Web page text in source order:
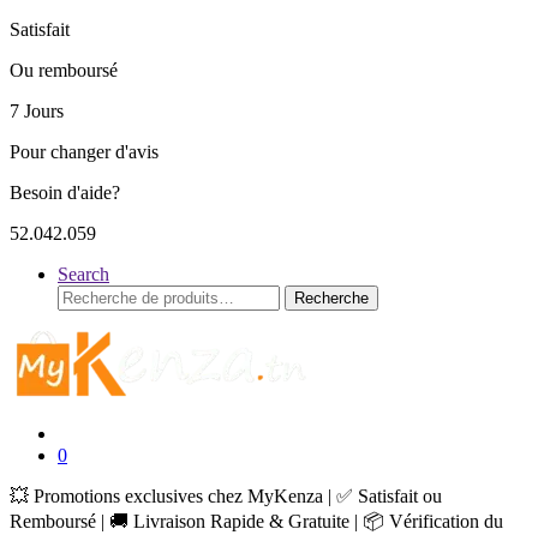
Satisfait
Ou remboursé
7 Jours
Pour changer d'avis
Besoin d'aide?
52.042.059
Search
Recherche
pour :
Recherche
0
💥 Promotions exclusives chez MyKenza | ✅ Satisfait ou
Remboursé | 🚚 Livraison Rapide & Gratuite | 📦 Vérification du